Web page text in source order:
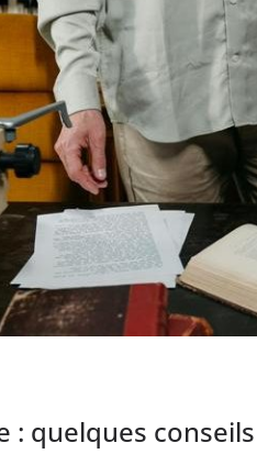
: quelques